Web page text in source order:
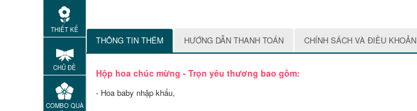
THIẾT KẾ
CHỦ ĐỀ
COMBO QUÀ
THÔNG TIN THÊM HƯỚNG DẪN THANH TOÁN CHÍNH SÁCH VÀ ĐIỀU KHOẢN
Hộp hoa chúc mừng - Trọn yêu thương bao gồm:
- Hoa baby nhập khẩu,